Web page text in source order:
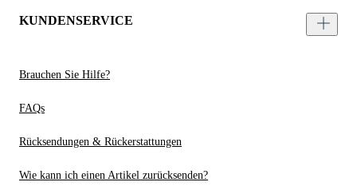
KUNDENSERVICE
Brauchen Sie Hilfe?
FAQs
Rücksendungen & Rückerstattungen
Wie kann ich einen Artikel zurücksenden?